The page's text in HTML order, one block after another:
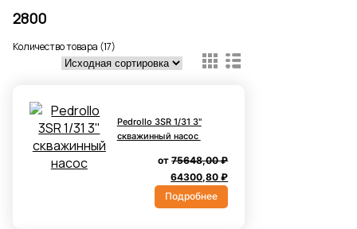
2800
Количество товара (17)
Pedrollo 3SR 1/31 3''
скважинный насос
от75648,00₽
Первоначальная
цена
составляла
64300,80₽Текущая
64300,80 ₽.
Подробнее